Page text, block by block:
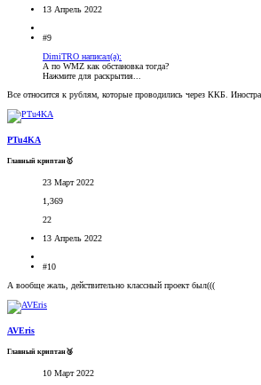
13 Апрель 2022
#9
DimiTRO написал(а):
А по WMZ как обстановка тогда?
Нажмите для раскрытия...
Все относится к рублям, которые проводились через ККБ.
PTu4KA
Главный криптан🥇
23 Март 2022
1,369
22
13 Апрель 2022
#10
А вообще жаль, действительно классный проект был(((
AVEris
Главный криптан🥉
10 Март 2022